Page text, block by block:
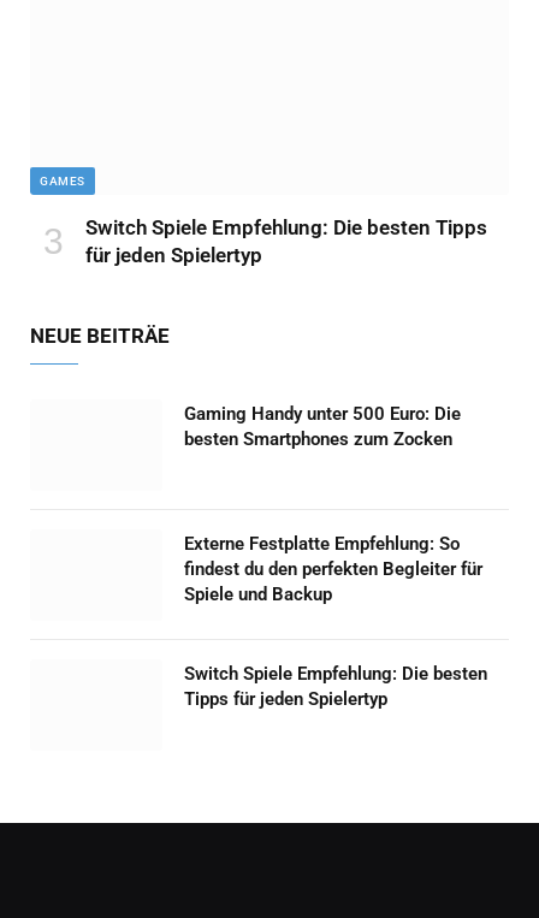
GAMES
Switch Spiele Empfehlung: Die besten Tipps
für jeden Spielertyp
NEUE BEITRÄE
Gaming Handy unter 500 Euro: Die
besten Smartphones zum Zocken
Externe Festplatte Empfehlung: So
findest du den perfekten Begleiter für
Spiele und Backup
Switch Spiele Empfehlung: Die besten
Tipps für jeden Spielertyp